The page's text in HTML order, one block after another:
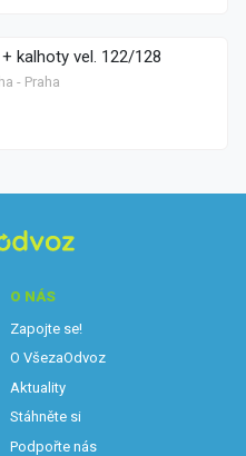
kalhoty vel. 122/128
- Praha
O NÁS
Zapojte se!
O VšezaOdvoz
Aktuality
Stáhněte si
Podpořte nás